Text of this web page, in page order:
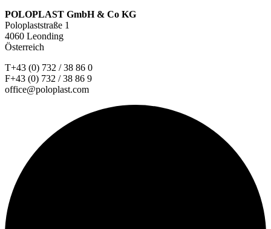
POLOPLAST GmbH & Co KG
Poloplaststraße 1
4060 Leonding
Österreich
T+43 (0) 732 / 38 86 0
F+43 (0) 732 / 38 86 9
office@poloplast.com